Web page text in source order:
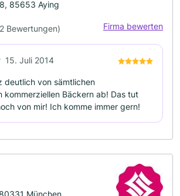
85653 Aying
Bewertungen) Firma bewerten
15. Juli 2014
deutlich von sämtlichen
kommerziellen Bäckern ab! Das tut
von mir! Ich komme immer gern!
München